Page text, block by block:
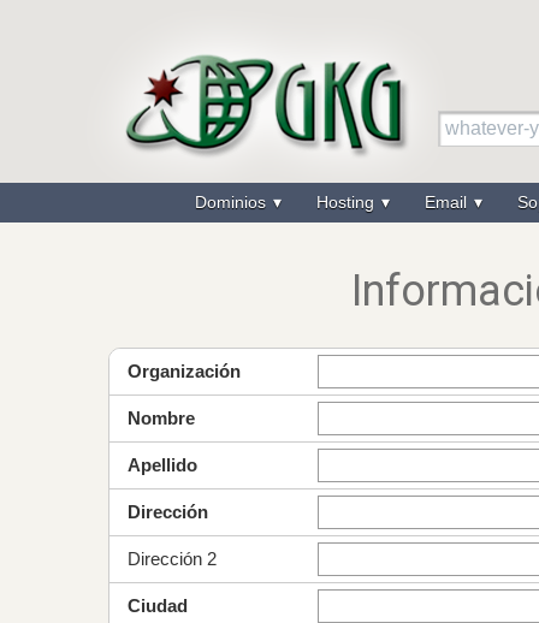
Dominios Hosting Email
Organización
Nombre
Apellido
Dirección
Dirección 2
Ciudad